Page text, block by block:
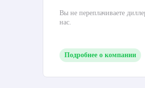
Вы не переплачиваете
нас.
Подробнее о компании